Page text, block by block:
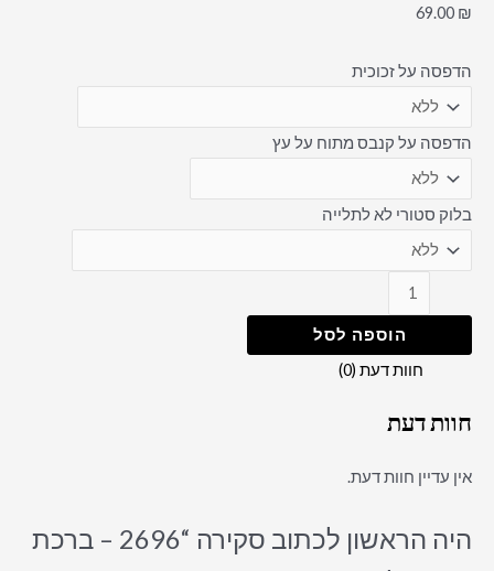
69.00 ₪
הדפסה על זכוכית
הדפסה על קנבס מתוח על עץ
בלוק סטורי לא לתלייה
הוספה לסל
חוות דעת (0)
חוות דעת
אין עדיין חוות דעת.
היה הראשון לכתוב סקירה “2696 – ברכת